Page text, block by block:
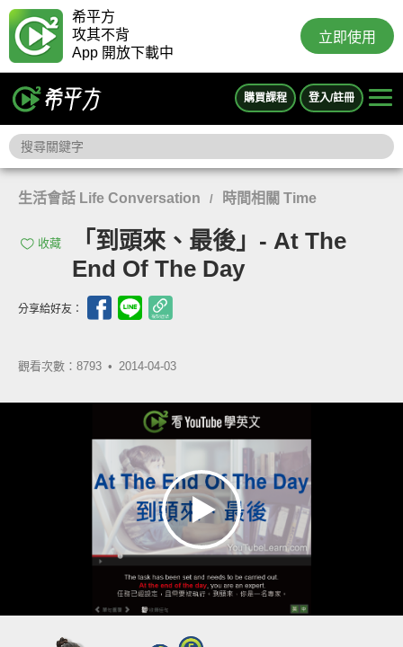
希平方
攻其不背
App 開放下載中
立即使用
購買課程 登入/註冊
生活會話 Life Conversation / 時間相關 Time
收藏
「到頭來、最後」- At The
End Of The Day
分享給好友：
觀看次數：8793 • 2014-04-03